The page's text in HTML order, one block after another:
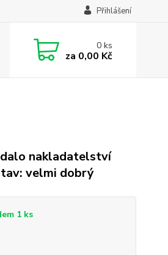
Přihlášení
0ks
za 0,00 Kč
nakladatelství
velmi dobrý
1 ks